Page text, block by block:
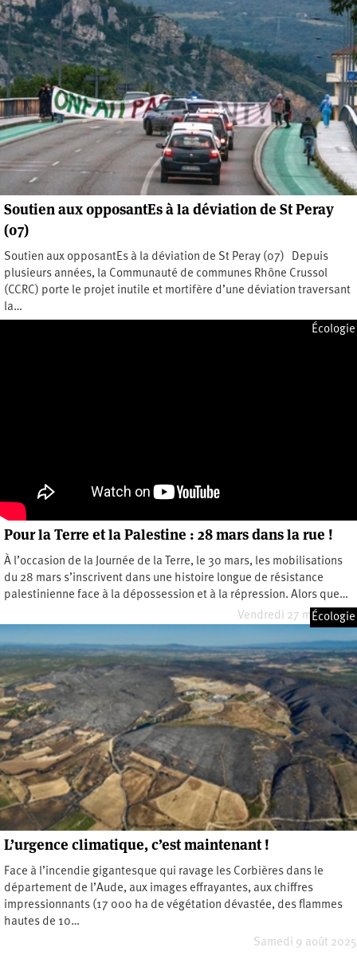
Soutien aux opposantEs à la déviation de St Peray
(07)
Soutien aux opposantEs à la déviation de St Peray (07) Depuis
plusieurs années, la Communauté de communes Rhône Crussol
(CCRC) porte le projet inutile et mortifère d’une déviation traversant
la…
Dimanche 17 mai 2026
Écologie
Pour la Terre et la Palestine : 28 mars dans la rue !
À l’occasion de la Journée de la Terre, le 30 mars, les mobilisations
du 28 mars s’inscrivent dans une histoire longue de résistance
palestinienne face à la dépossession et à la répression. Alors que…
Vendredi 27 mars 2026
Écologie
L’urgence climatique, c’est maintenant !
Face à l’incendie gigantesque qui ravage les Corbières dans le
département de l’Aude, aux images effrayantes, aux chiffres
impressionnants (17 000 ha de végétation dévastée, des flammes
hautes de 10…
Samedi 9 août 2025